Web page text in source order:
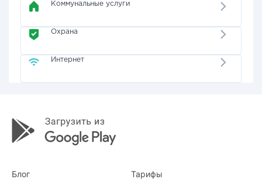
Коммунальные услуги
Охрана
Интернет
Блог Тарифы